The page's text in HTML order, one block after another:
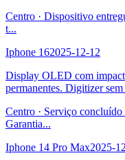
Centro · Dispositivo
t...
Iphone 162025-12-12
Display OLED com
permanentes. Digitizer sem
Centro · Serviço concluído
Garantia...
Iphone 14 Pro Max2025-